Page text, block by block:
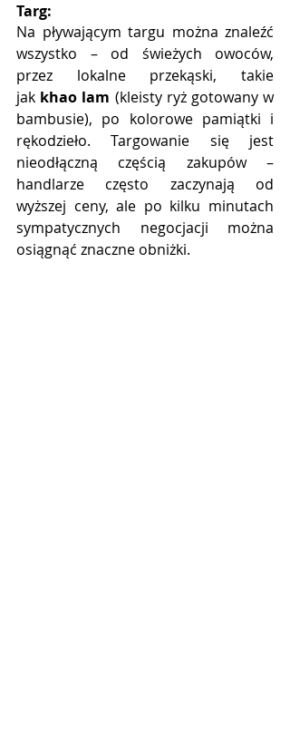
Targ:
Na pływającym targu można znaleźć
wszystko – od świeżych owoców,
przez lokalne przekąski, takie
jak khao lam (kleisty ryż gotowany w
bambusie), po kolorowe pamiątki i
rękodzieło. Targowanie się jest
nieodłączną częścią zakupów –
handlarze często zaczynają od
wyższej ceny, ale po kilku minutach
sympatycznych negocjacji można
osiągnąć znaczne obniżki.